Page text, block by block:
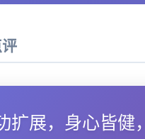
扩展，身心皆健